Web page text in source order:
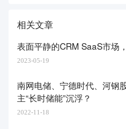
相关文章
表面平静的CRM SaaS市场
2023-05-19
南网电储、宁德时代、河钢
主“长时储能”沉浮？
2022-11-18